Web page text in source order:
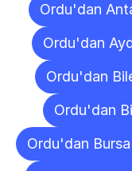
Ordu'dan
Ordu'dan
Ordu'dan
Ordu'dan
Ordu'dan